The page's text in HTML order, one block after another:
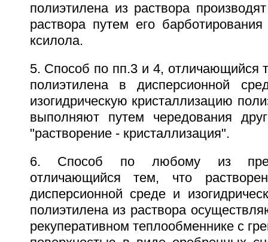
полиэтилена из раствора
раствора путем его
ксилола.
5. Способ по пп.3 и 4, отличающийся
полиэтилена в дисперсионной
изогидрическую кристаллизацию
выполняют путем чередования
"растворение - кристаллизация".
6. Способ по любому из
отличающийся тем, что
дисперсионной среде и
полиэтилена из раствора
рекуперативном теплообменнике с